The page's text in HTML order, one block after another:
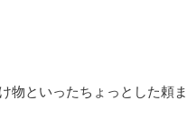
といったちょっとした頼